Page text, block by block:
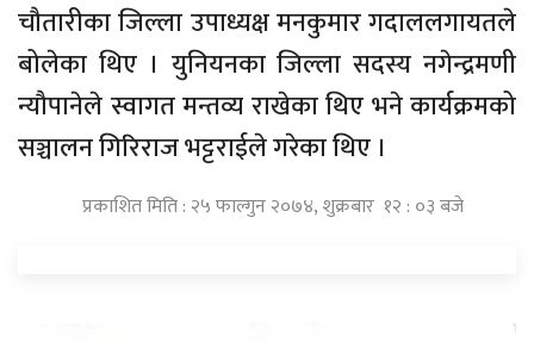
चौतारीका जिल्ला उपाध्यक्ष मनकुमार गदाललगायतले
बोलेका थिए । युनियनका जिल्ला सदस्य नगेन्द्रमणी
न्यौपानेले स्वागत मन्तव्य राखेका थिए भने कार्यक्रमको
सञ्चालन गिरिराज भट्टराईले गरेका थिए ।
प्रकाशित मिति : २५ फाल्गुन २०७४, शुक्रबार १२ : ०३ बजे